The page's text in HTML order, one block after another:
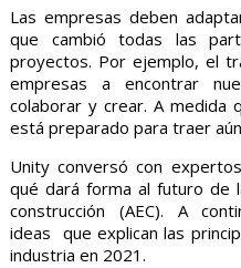
Las empresas deben
que cambió todas las
proyectos. Por ejemplo, el
empresas a encontrar
colaborar y crear. A medida
está preparado para traer
Unity conversó con
qué dará forma al futuro de
construcción (AEC). A
ideas que explican las
industria en 2021.